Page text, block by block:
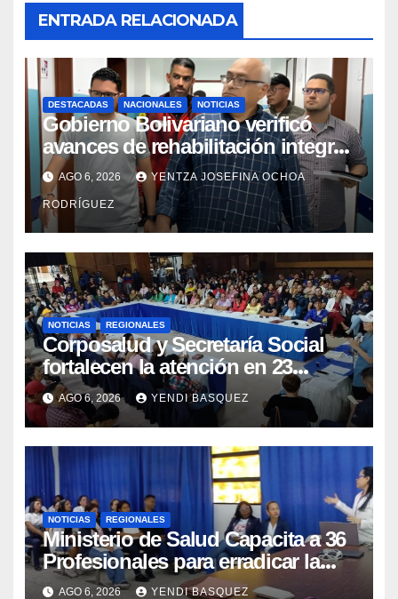
ENTRADA RELACIONADA
DESTACADAS NACIONALES NOTICIAS
Gobierno Bolivariano verificó
avances de rehabilitación integral
en el Hospital Dr. José María
Vargas
AGO 6, 2026 YENTZA JOSEFINA OCHOA
RODRÍGUEZ
NOTICIAS REGIONALES
Corposalud y Secretaría Social
fortalecen la atención en 23
municipios
AGO 6, 2026 YENDI BASQUEZ
NOTICIAS REGIONALES
Ministerio de Salud Capacita a 36
Profesionales para erradicar la
Tuberculosis en Yaracuy
AGO 6, 2026 YENDI BASQUEZ